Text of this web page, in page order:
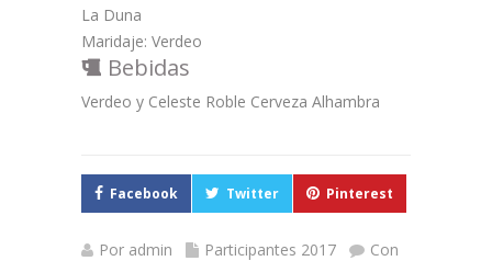
La Duna
Maridaje: Verdeo
Bebidas
Verdeo y Celeste Roble Cerveza Alhambra
Facebook Twitter Pinterest
Por admin Participantes 2017
Con